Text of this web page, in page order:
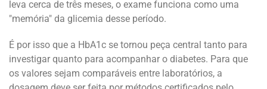
leva cerca de três meses, o exame funciona como uma
"memória" da glicemia desse período.
É por isso que a HbA1c se tornou peça central tanto para
investigar quanto para acompanhar o diabetes. Para que
os valores sejam comparáveis entre laboratórios, a